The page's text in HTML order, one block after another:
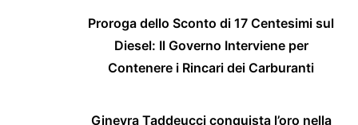
Proroga dello Sconto di 17 Centesimi sul
Diesel: Il Governo Interviene per
Contenere i Rincari dei Carburanti
Ginevra Taddeucci conquista l’oro nella